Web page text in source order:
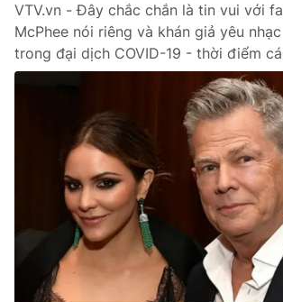
Pháp luật
Thế giới
Thế giới đó đây
Câu chuyện quốc tế
Kinh tế
Tài chính
Thị trường
Dữ liệu và đời sống
VTV.vn - Đây chắc chắn là tin vui với
McPhee nói riêng và khán giả yêu
trong đại dịch COVID-19 - thời điểm